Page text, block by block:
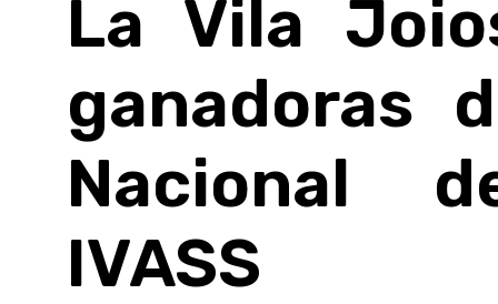
La Vila
ganadoras
Nacional
IVASS